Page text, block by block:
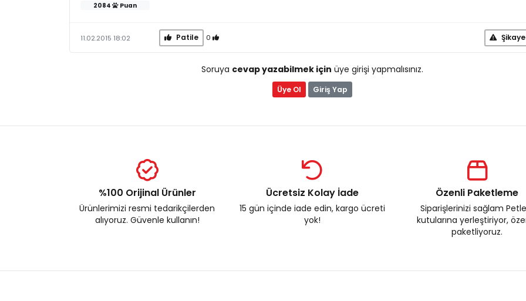
2084 Puan
11.02.2015 18:02 Patile 0
Soruya cevap yazabilmek için üye girişi yapmalısınız.
Üye Ol Giriş Yap
%100 Orijinal Ürünler
Ürünlerimizi resmi tedarikçilerden
alıyoruz. Güvenle kullanın!
Ücretsiz Kolay İade
15 gün içinde iade edin, kargo ücreti
yok!
Özenli Paketleme
Siparişlerinizi sağlam
kutularına yerleştiriyor,
paketliyoruz.